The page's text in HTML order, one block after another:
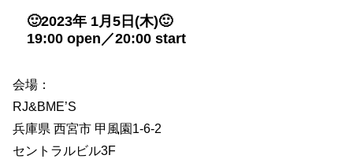
🙂2023年 1月5日(木)🙂
19:00 open／20:00 start
会場：
RJ&BME’S
兵庫県 西宮市 甲風園1-6-2
セントラルビル3F